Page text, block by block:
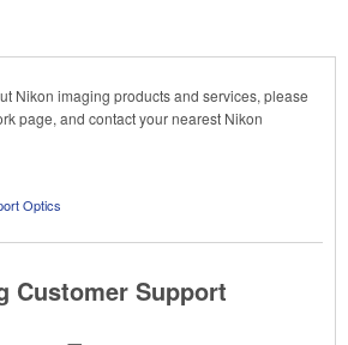
Nikon imaging products and services, please
page, and contact your nearest Nikon
Optics
Customer Support